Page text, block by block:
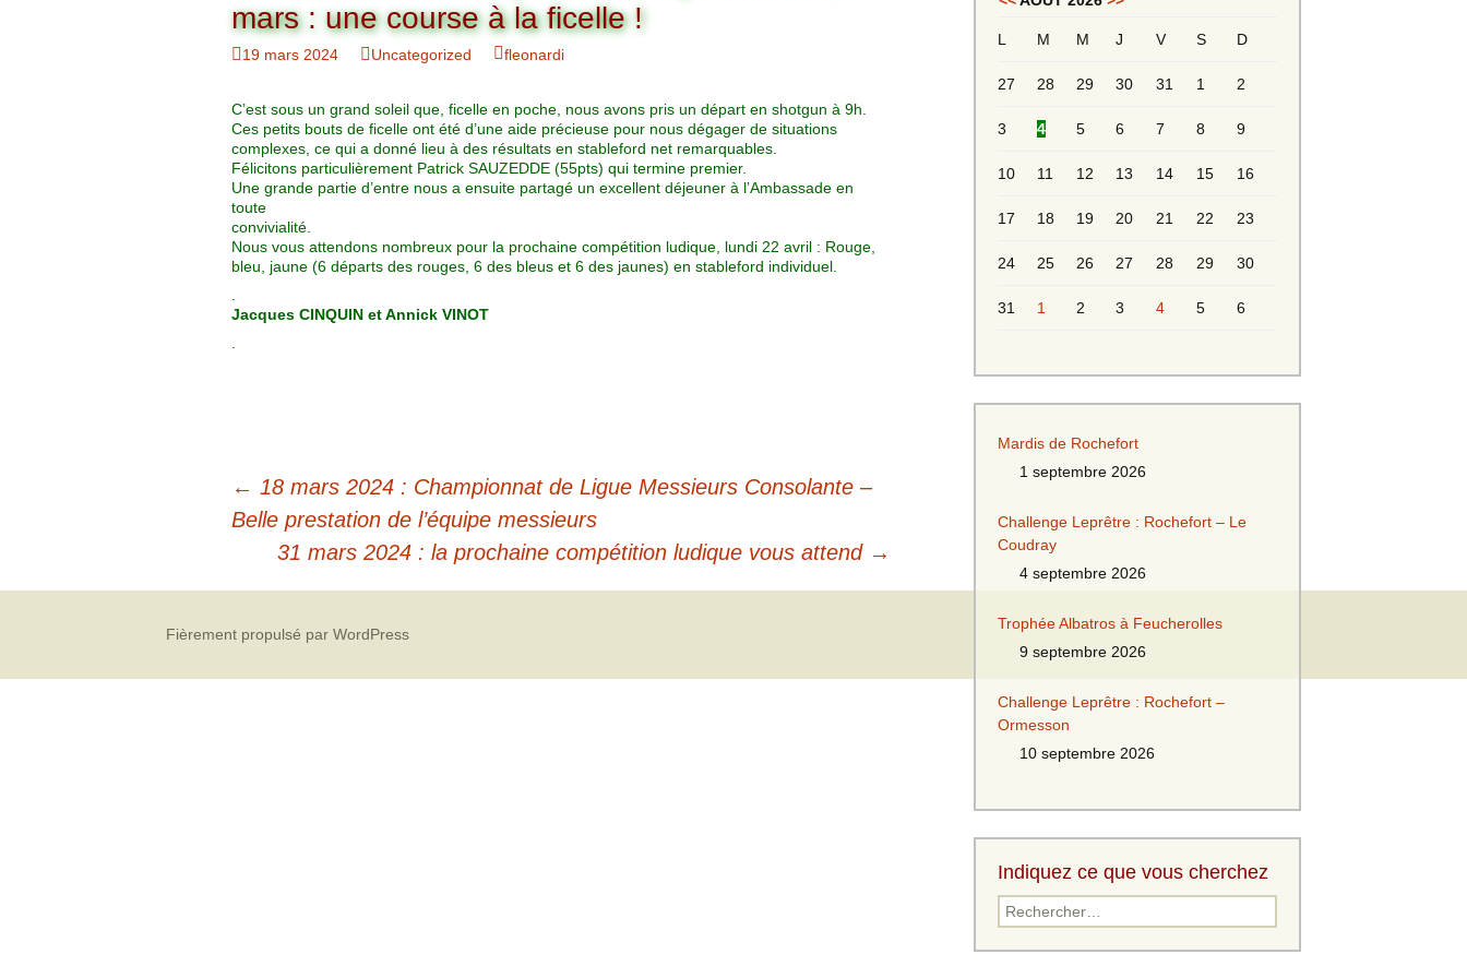
Charte pour les joueurs
des équipes
Organigramme
Commission Loisirs
Commission Sportive
Trophée Triple
Couronne
Coupe de Paris Dames
Championnat interclubs
Dames
Dames
Equipe Senior
Equipe Senior 2
Equipe Senior 3
Equipe Mid-Amateurs
Messieurs 2ème série
Messieurs Golden
Brut Dames
Avril
Mai
Juin
mars : une course à la ficelle !
19 mars 2024 Uncategorized fleonardi
C’est sous un grand soleil que, ficelle en poche, nous avons pris un départ en shotgun à 9h.
Ces petits bouts de ficelle ont été d’une aide précieuse pour nous dégager de situations
complexes, ce qui a donné lieu à des résultats en stableford net remarquables.
Félicitons particulièrement Patrick SAUZEDDE (55pts) qui termine premier.
Une grande partie d’entre nous a ensuite partagé un excellent déjeuner à l’Ambassade en
toute
convivialité.
Nous vous attendons nombreux pour la prochaine compétition ludique, lundi 22 avril : Rouge,
bleu, jaune (6 départs des rouges, 6 des bleus et 6 des jaunes) en stableford individuel.
Jacques CINQUIN et Annick VINOT
← 18 mars 2024 : Championnat de Ligue Messieurs Consolante –
Belle prestation de l’équipe messieurs
31 mars 2024 : la prochaine compétition ludique vous attend →
L M M J V S D
27 28 29 30 31 1 2
3 4 5 6 7 8 9
10 11 12 13 14 15 16
17 18 19 20 21 22 23
24 25 26 27 28 29 30
31 1 2 3 4 5 6
Mardis de Rochefort
1 septembre 2026
Challenge Leprêtre : Rochefort – Le
Coudray
4 septembre 2026
Trophée Albatros à Feucherolles
9 septembre 2026
Challenge Leprêtre : Rochefort –
Ormesson
10 septembre 2026
Indiquez ce que vous cherchez
Fièrement propulsé par WordPress